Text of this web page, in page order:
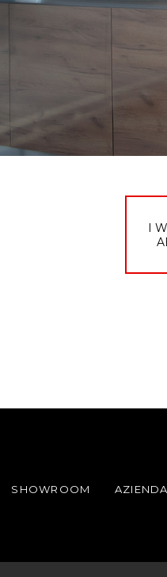
I
SHOWROOM AZIENDA